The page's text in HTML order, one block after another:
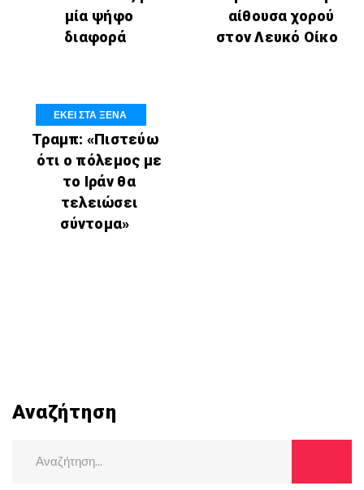
μία ψήφο
διαφορά
αίθουσα χορού
στον Λευκό Οίκο
ΕΚΕΙ ΣΤΑ ΞΕΝΑ
Τραμπ: «Πιστεύω
ότι ο πόλεμος με
το Ιράν θα
τελειώσει
σύντομα»
Αναζήτηση